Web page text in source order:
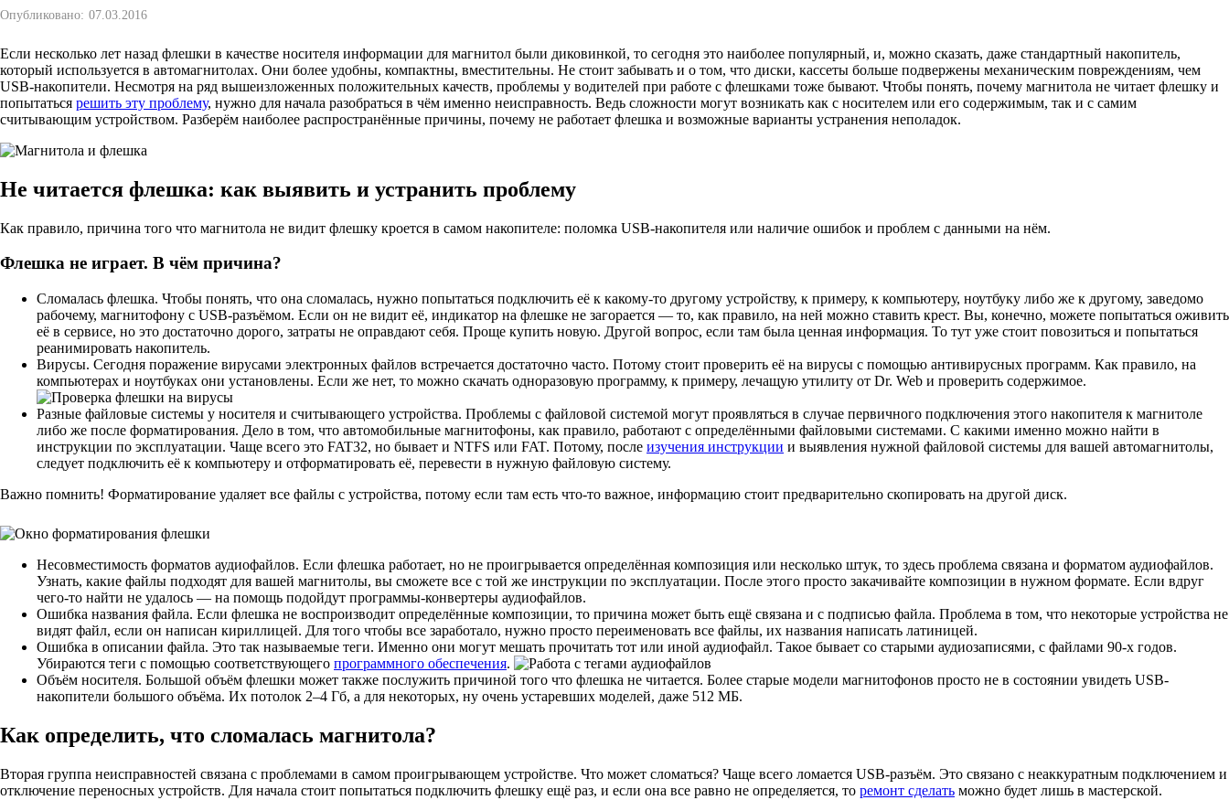
Опубликовано: 07.03.2016
Если несколько лет назад флешки в качестве носителя информации для магнитол были диковинкой, то сегодня это наиболее популярный, и, можно сказать, даже стандартный накопитель,
который используется в автомагнитолах. Они более удобны, компактны, вместительны. Не стоит забывать и о том, что диски, кассеты больше подвержены механическим повреждениям, чем
USB-накопители. Несмотря на ряд вышеизложенных положительных качеств, проблемы у водителей при работе с флешками тоже бывают. Чтобы понять, почему магнитола не читает флешку и
попытаться решить эту проблему, нужно для начала разобраться в чём именно неисправность. Ведь сложности могут возникать как с носителем или его содержимым, так и с самим
считывающим устройством. Разберём наиболее распространённые причины, почему не работает флешка и возможные варианты устранения неполадок.
Не читается флешка: как выявить и устранить проблему
Как правило, причина того что магнитола не видит флешку кроется в самом накопителе: поломка USB-накопителя или наличие ошибок и проблем с данными на нём.
Флешка не играет. В чём причина?
Сломалась флешка. Чтобы понять, что она сломалась, нужно попытаться подключить её к какому-то другому устройству, к примеру, к компьютеру, ноутбуку либо же к другому, заведомо
рабочему, магнитофону с USB-разъёмом. Если он не видит её, индикатор на флешке не загорается — то, как правило, на ней можно ставить крест. Вы, конечно, можете попытаться оживить
её в сервисе, но это достаточно дорого, затраты не оправдают себя. Проще купить новую. Другой вопрос, если там была ценная информация. То тут уже стоит повозиться и попытаться
реанимировать накопитель.
Вирусы. Сегодня поражение вирусами электронных файлов встречается достаточно часто. Потому стоит проверить её на вирусы с помощью антивирусных программ. Как правило, на
компьютерах и ноутбуках они установлены. Если же нет, то можно скачать одноразовую программу, к примеру, лечащую утилиту от Dr. Web и проверить содержимое.
Разные файловые системы у носителя и считывающего устройства. Проблемы с файловой системой могут проявляться в случае первичного подключения этого накопителя к магнитоле
либо же после форматирования. Дело в том, что автомобильные магнитофоны, как правило, работают с определёнными файловыми системами. С какими именно можно найти в
инструкции по эксплуатации. Чаще всего это FAT32, но бывает и NTFS или FAT. Потому, после изучения инструкции и выявления нужной файловой системы для вашей автомагнитолы,
следует подключить её к компьютеру и отформатировать её, перевести в нужную файловую систему.
Важно помнить! Форматирование удаляет все файлы с устройства, потому если там есть что-то важное, информацию стоит предварительно скопировать на другой диск.
Несовместимость форматов аудиофайлов. Если флешка работает, но не проигрывается определённая композиция или несколько штук, то здесь проблема связана и форматом аудиофайлов.
Узнать, какие файлы подходят для вашей магнитолы, вы сможете все с той же инструкции по эксплуатации. После этого просто закачивайте композиции в нужном формате. Если вдруг
чего-то найти не удалось — на помощь подойдут программы-конвертеры аудиофайлов.
Ошибка названия файла. Если флешка не воспроизводит определённые композиции, то причина может быть ещё связана и с подписью файла. Проблема в том, что некоторые устройства не
видят файл, если он написан кириллицей. Для того чтобы все заработало, нужно просто переименовать все файлы, их названия написать латиницей.
Ошибка в описании файла. Это так называемые теги. Именно они могут мешать прочитать тот или иной аудиофайл. Такое бывает со старыми аудиозаписями, с файлами 90-х годов.
Убираются теги с помощью соответствующего программного обеспечения.
Объём носителя. Большой объём флешки может также послужить причиной того что флешка не читается. Более старые модели магнитофонов просто не в состоянии увидеть USB-
накопители большого объёма. Их потолок 2–4 Гб, а для некоторых, ну очень устаревших моделей, даже 512 МБ.
Как определить, что сломалась магнитола?
Вторая группа неисправностей связана с проблемами в самом проигрывающем устройстве. Что может сломаться? Чаще всего ломается USB-разъём. Это связано с неаккуратным подключением и
отключение переносных устройств. Для начала стоит попытаться подключить флешку ещё раз, и если она все равно не определяется, то ремонт сделать можно будет лишь в мастерской.